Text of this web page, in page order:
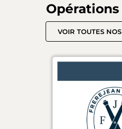
VOIR TOUTES